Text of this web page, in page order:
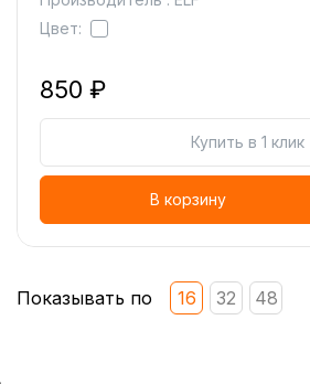
Цвет:
850 ₽
Купить в 1 клик
В корзину
Показывать по 16 32 48